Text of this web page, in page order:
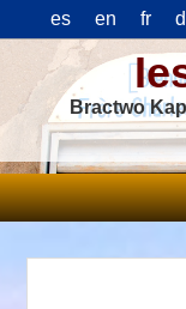
es en fr
Bractwo